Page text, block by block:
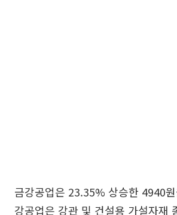
금강공업은 23.35% 상승한 4940
강공업은 강관 및 건설용 가설자재